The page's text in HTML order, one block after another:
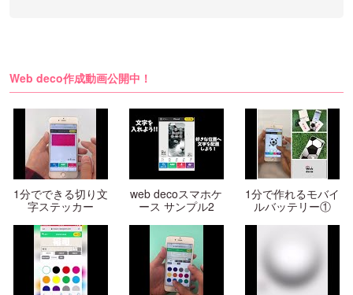
Web deco作成動画公開中！
1分でできる切り文
字ステッカー
web decoスマホケ
ース サンプル2
1分で作れるモバイ
ルバッテリー①